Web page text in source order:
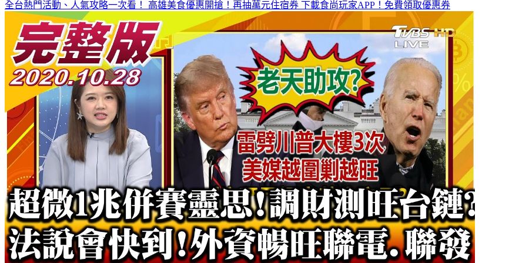
全台熱門活動、人氣攻略一次看！ 高雄美食優惠開搶！再抽萬元住宿券 下載食尚玩家APP！免費領取優惠券